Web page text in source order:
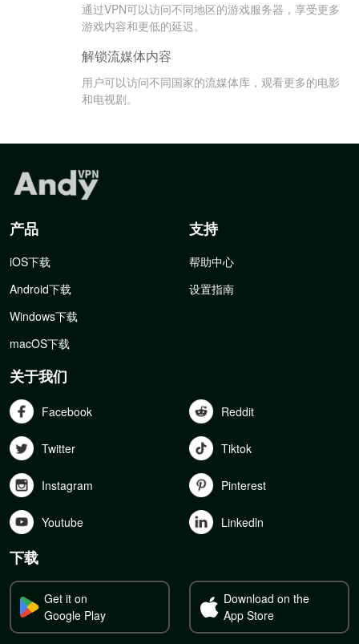
通过VPN可以访问不同地区的游戏服务器，享受更多
游戏内容和更低的延迟。
解锁流媒体内容
用户可以访问不同国家的流媒体库，观看更多的电影
和电视剧。
产品
iOS下载
Android下载
Windows下载
macOS下载
支持
帮助中心
设置指南
关于我们
Facebook Reddit
Twitter Tiktok
Instagram Pinterest
Youtube Linkedln
下载
Get it on
Google Play
Download on the
App Store